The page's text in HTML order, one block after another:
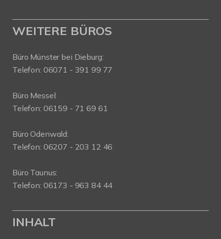
WEITERE BÜROS
Büro Münster bei Dieburg:
Telefon: 06071 - 391 99 77
Büro Messel:
Telefon: 06159 - 71 69 61
Büro Odenwald:
Telefon: 06207 - 203 12 46
Büro Taunus:
Telefon: 06173 - 963 84 44
INHALT